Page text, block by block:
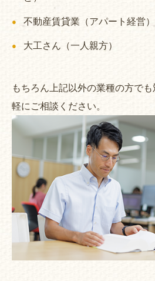
不動産賃貸業（アパート経営）
大工さん（一人親方）
もちろん上記以外の業種の方で
軽にご相談ください。